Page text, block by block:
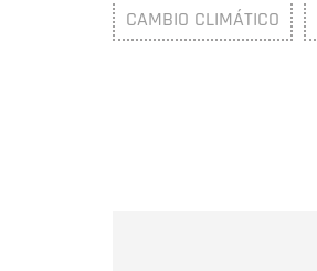
CAMBIO CLIMÁTICO